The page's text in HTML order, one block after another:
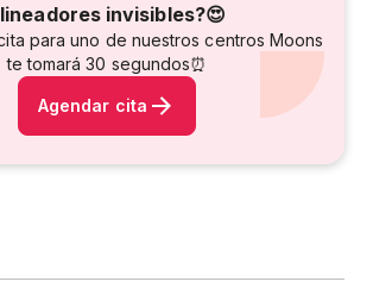
invisibles?😍
para uno de nuestros centros Moons
te tomará 30 segundos⏰
Agendar cita